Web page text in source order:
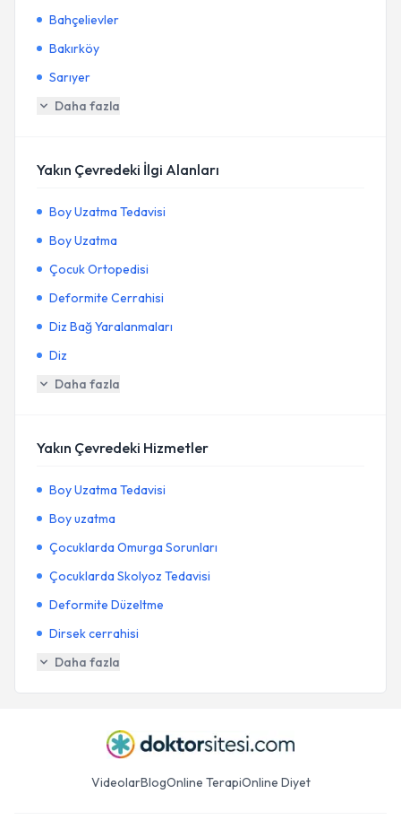
Bahçelievler
Bakırköy
Sarıyer
Daha fazla
Yakın Çevredeki İlgi Alanları
Boy Uzatma Tedavisi
Boy Uzatma
Çocuk Ortopedisi
Deformite Cerrahisi
Diz Bağ Yaralanmaları
Diz
Daha fazla
Yakın Çevredeki Hizmetler
Boy Uzatma Tedavisi
Boy uzatma
Çocuklarda Omurga Sorunları
Çocuklarda Skolyoz Tedavisi
Deformite Düzeltme
Dirsek cerrahisi
Daha fazla
VideolarBlogOnline TerapiOnline Diyet